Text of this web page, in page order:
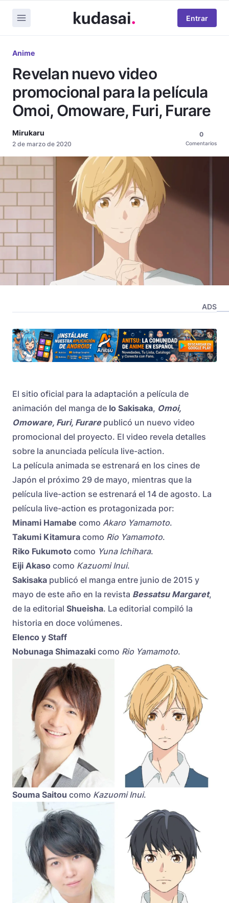
Entrar
Anime
Revelan nuevo video
promocional para la película
Omoi, Omoware, Furi, Furare
Mirukaru
2 de marzo de 2020
0
Comentarios
ADS
El sitio oficial para la adaptación a película de
animación del manga de Io Sakisaka, Omoi,
Omoware, Furi, Furarepublicó un nuevo video
promocional del proyecto. El video revela detalles
sobre la anunciada película live-action.
La película animada se estrenará en los cines de
Japón el próximo 29 de mayo, mientras que la
película live-action se estrenará el 14 de agosto. La
película live-action es protagonizada por:
Minami Hamabe como Akaro Yamamoto.
Takumi Kitamura como Rio Yamamoto.
Riko Fukumoto como Yuna Ichihara.
Eiji Akaso como Kazuomi Inui.
Sakisaka publicó el manga entre junio de 2015 y
mayo de este año en la revista Bessatsu Margaret,
de la editorial Shueisha. La editorial compiló la
historia en doce volúmenes.
Elenco y Staff
Nobunaga Shimazaki como Rio Yamamoto.
Souma Saitou como Kazuomi Inui.